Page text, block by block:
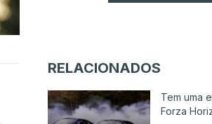
Twitch e Amazon planeiam usar
para treinar IA
RELACIONADOS
Tem uma
Forza